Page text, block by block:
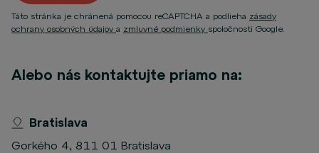
Táto stránka je chránená pomocou reCAPTCHA a podlieha zásady
ochrany osobných údajov a zmluvné podmienky spoločnosti Google.
Alebo nás kontaktujte priamo na:
Bratislava
Gorkého 4, 811 01 Bratislava